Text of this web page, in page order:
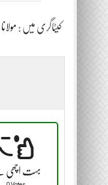
کیٹاگری میں :
بہت اچھی